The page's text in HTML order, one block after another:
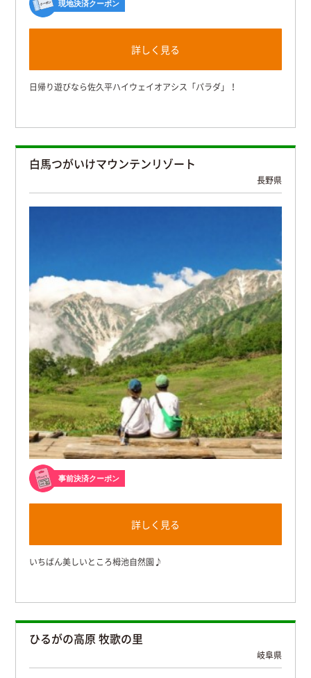
現地決済クーポン
詳しく見る
日帰り遊びなら佐久平ハイウェイオアシス「パラダ」！
白馬つがいけマウンテンリゾート
長野県
事前決済クーポン
詳しく見る
いちばん美しいところ栂池自然園♪
ひるがの高原 牧歌の里
岐阜県